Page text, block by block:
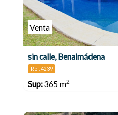
Venta
sin calle, Benalmádena
Ref. 4239
Sup:365 m2